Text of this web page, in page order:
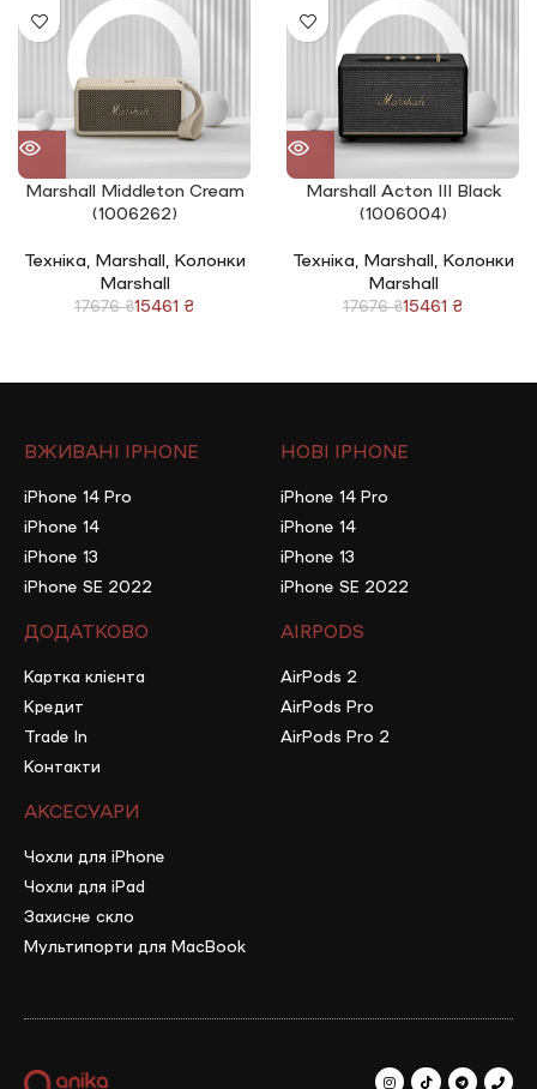
Marshall Middleton Cream
(1006262)
Техніка Marshall Колонки
Marshall
17676₴15461 ₴
Marshall Acton III Black
(1006004)
Техніка Marshall Колонки
Marshall
17676₴15461 ₴
ВЖИВАНІ IPHONE
iPhone 14 Pro
iPhone 14
iPhone 13
iPhone SE 2022
НОВІ IPHONE
iPhone 14 Pro
iPhone 14
iPhone 13
iPhone SE 2022
ДОДАТКОВО
Картка клієнта
Кредит
Trade In
Контакти
AIRPODS
AirPods 2
AirPods Pro
AirPods Pro 2
АКСЕСУАРИ
Чохли для iPhone
Чохли для iPad
Захисне скло
Мультипорти для MacBook